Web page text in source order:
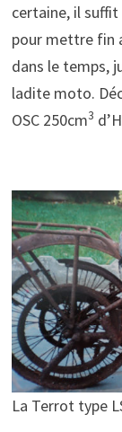
certaine, il suffit
pour mettre fin
dans le temps,
ladite moto.
OSC 250cm3
La Terrot type